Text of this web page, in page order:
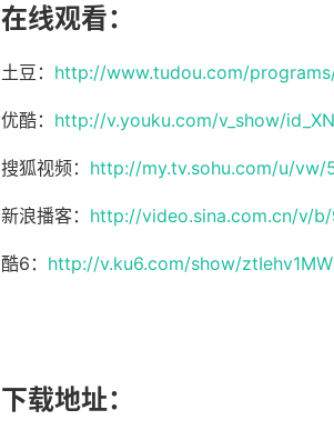
在线观看：
土豆： http://www.tudou.com/
优酷： http://v.youku.com/v_show/
搜狐视频： http://my.tv.sohu.com/u/vw/
新浪播客： http://video.sina.com.cn/v/
酷6： http://v.ku6.com/show/
下载地址：